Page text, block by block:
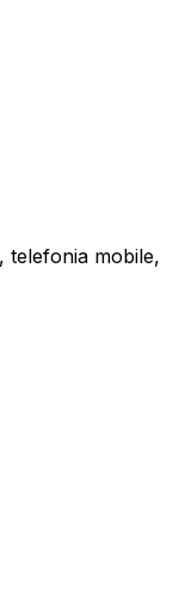
telefonia mobile,